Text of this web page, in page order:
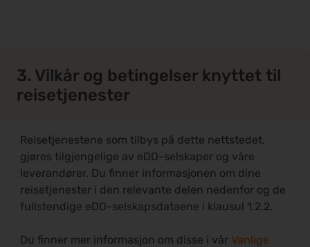
3. Vilkår og betingelser knyttet til
reisetjenester
Reisetjenestene som tilbys på dette nettstedet,
gjøres tilgjengelige av eDO-selskaper og våre
leverandører. Du finner informasjonen om dine
reisetjenester i den relevante delen nedenfor og de
fullstendige eDO-selskapsdataene i klausul 1.2.2.
Du finner mer informasjon om disse i vår Vanlige